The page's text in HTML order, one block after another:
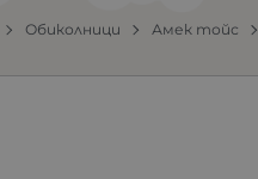
Обиколници Амек тойс